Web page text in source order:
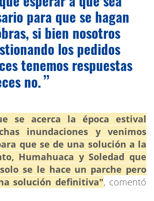
para que se hagan
si bien nosotros
los pedidos
tenemos respuestas
no.
se acerca la época estival
inundaciones y venimos
que se de una solución a la
Humahuaca y Soledad que
se le hace un parche pero
solución definitiva", comentó